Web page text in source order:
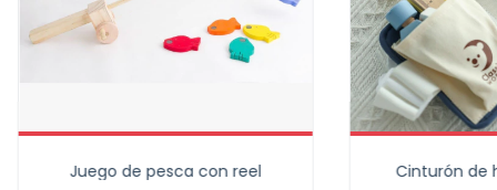
Juego de pesca con reel Cinturón de